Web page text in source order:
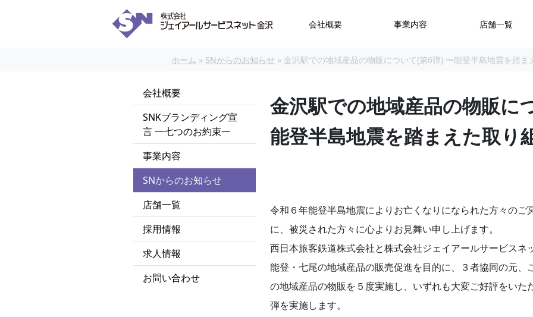
会社概要 事業内容 店舗一覧
ホーム » SNからのお知らせ » 金沢駅での地域産品の物販について(第6弾) 〜能登半島地震を踏ま
会社概要
SNKブランディング宣
言 一七つのお約束一
事業内容
SNからのお知らせ
店舗一覧
採用情報
求人情報
お問い合わせ
金沢駅での地域産品の物販に
能登半島地震を踏まえた取り
令和６年能登半島地震によりお亡くなりになられた方々のご
に、被災された方々に心よりお見舞い申し上げます。
西日本旅客鉄道株式会社と株式会社ジェイアールサービスネ
能登・七尾の地域産品の販売促進を目的に、３者協同の元、
の地域産品の物販を５度実施し、いずれも大変ご好評をいた
弾を実施します。